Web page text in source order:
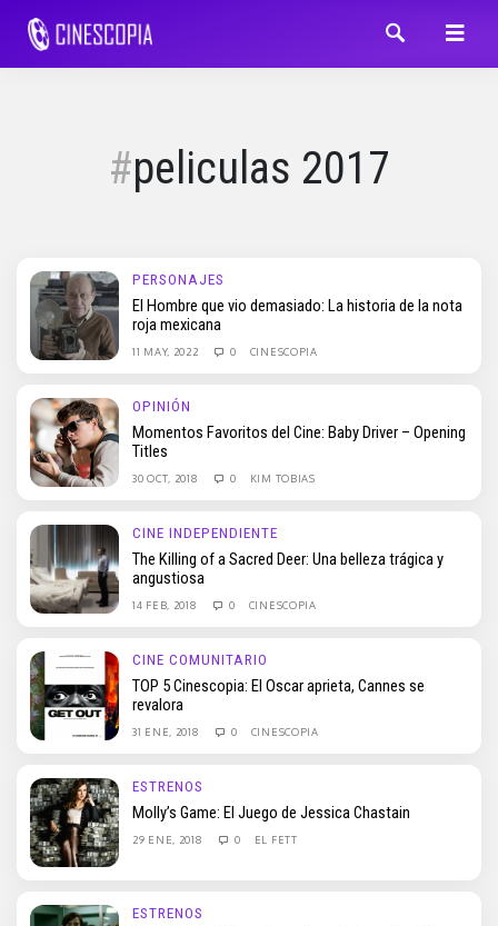
peliculas 2017
PERSONAJES
El Hombre que vio demasiado: La historia de la nota
roja mexicana
11 MAY, 2022 0 CINESCOPIA
OPINIÓN
Momentos Favoritos del Cine: Baby Driver – Opening
Titles
30 OCT, 2018 0 KIM TOBIAS
CINE INDEPENDIENTE
The Killing of a Sacred Deer: Una belleza trágica y
angustiosa
14 FEB, 2018 0 CINESCOPIA
CINE COMUNITARIO
TOP 5 Cinescopia: El Oscar aprieta, Cannes se
revalora
31 ENE, 2018 0 CINESCOPIA
ESTRENOS
Molly’s Game: El Juego de Jessica Chastain
29 ENE, 2018 0 EL FETT
ESTRENOS